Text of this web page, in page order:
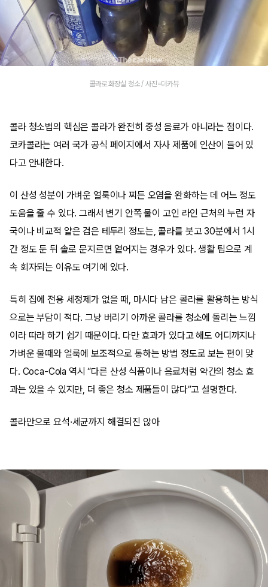
콜라로 화장실 청소 / 사진=더카뷰
콜라 청소법의 핵심은 콜라가 완전히 중성 음료가 아니라는 점이다.
코카콜라는 여러 국가 공식 페이지에서 자사 제품에 인산이 들어 있
다고 안내한다.
이 산성 성분이 가벼운 얼룩이나 찌든 오염을 완화하는 데 어느 정도
도움을 줄 수 있다. 그래서 변기 안쪽 물이 고인 라인 근처의 누런 자
국이나 비교적 얕은 검은 테두리 정도는, 콜라를 붓고 30분에서 1시
간 정도 둔 뒤 솔로 문지르면 옅어지는 경우가 있다. 생활 팁으로 계
속 회자되는 이유도 여기에 있다.
특히 집에 전용 세정제가 없을 때, 마시다 남은 콜라를 활용하는 방식
으로는 부담이 적다. 그냥 버리기 아까운 콜라를 청소에 돌리는 느낌
이라 따라 하기 쉽기 때문이다. 다만 효과가 있다고 해도 어디까지나
가벼운 물때와 얼룩에 보조적으로 통하는 방법 정도로 보는 편이 맞
다. Coca-Cola 역시 “다른 산성 식품이나 음료처럼 약간의 청소 효
과는 있을 수 있지만, 더 좋은 청소 제품들이 많다”고 설명한다.
콜라만으로 요석·세균까지 해결되진 않아